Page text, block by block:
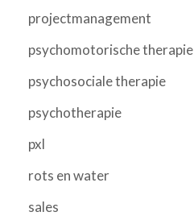
projectmanagement
psychomotorische therapie
psychosociale therapie
psychotherapie
pxl
rots en water
sales